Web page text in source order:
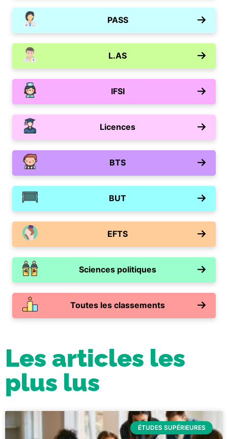
PASS
L.AS
IFSI
Licences
BTS
BUT
EFTS
Sciences politiques
Toutes les classements
Les articles les
plus lus
ÉTUDES SUPÉRIEURES